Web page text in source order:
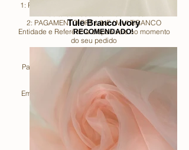
1: PAGAMENTO SEGURO: Cartão de Crédito /
2: PAGAMENTO OFF LINE / MULTIBANCO
Entidade e Referência disponíveis no momento
do seu pedido
Para mais Informações ligue
ou deixe o Seu contacto e
Em breve a Equipa Noiva Imperial entrará em
contacto consigo!
Leia com Atenção!
Tule Branco Ivory
RECOMENDADO!